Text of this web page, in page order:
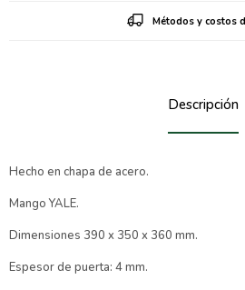
Métodos y costos
Descripción
Hecho en chapa de acero.
Mango YALE.
Dimensiones 390 x 350 x 360 mm.
Espesor de puerta: 4 mm.